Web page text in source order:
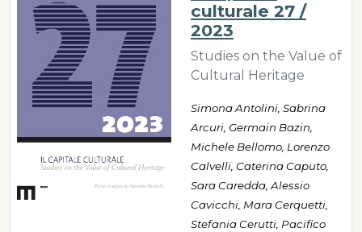
culturale 27 /
2023
Studies on the Value of
Cultural Heritage
Simona Antolini, Sabrina
Arcuri, Germain Bazin,
Michele Bellomo, Lorenzo
Calvelli, Caterina Caputo,
Sara Caredda, Alessio
Cavicchi, Mara Cerquetti,
Stefania Cerutti, Pacifico